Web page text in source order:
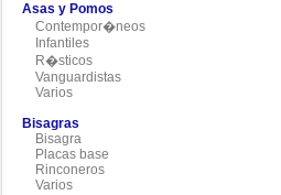
Asas y Pomos
Contempor�neos
Infantiles
R�sticos
Vanguardistas
Varios
Bisagras
Bisagra
Placas base
Rinconeros
Varios